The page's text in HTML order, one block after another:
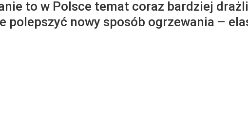
to w Polsce temat coraz bardziej
polepszyć nowy sposób ogrzewania –